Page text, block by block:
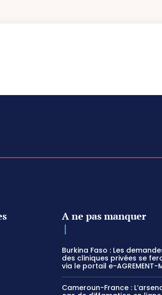
A ne pas manquer
Burkina Faso : Les
des cliniques privées se
via le portail e-AGREMENT-
Cameroun-France :